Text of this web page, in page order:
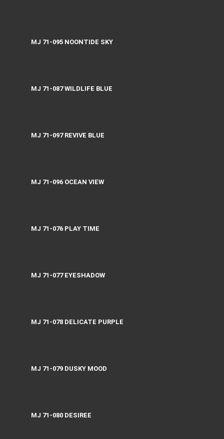
MJ 71-095 NOONTIDE SKY
MJ 71-087 WILDLIFE BLUE
MJ 71-097 REVIVE BLUE
MJ 71-096 OCEAN VIEW
MJ 71-076 PLAY TIME
MJ 71-077 EYESHADOW
MJ 71-078 DELICATE PURPLE
MJ 71-079 DUSKY MOOD
MJ 71-080 DESIREE